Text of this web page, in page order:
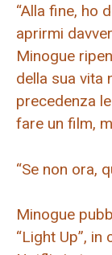
“Alla fine, ho
aprirmi
Minogue
della sua vita
precedenza
fare un film,
“Se non ora,
Minogue
“Light Up”, in